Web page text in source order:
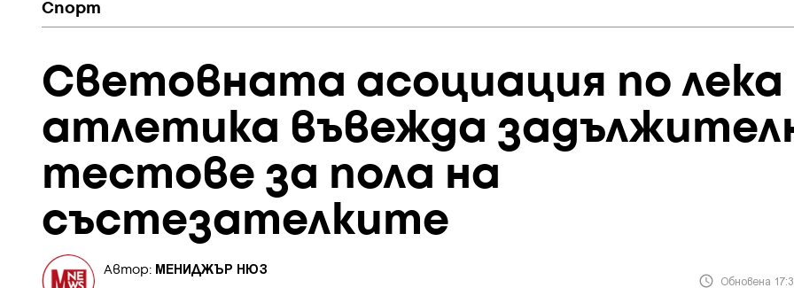
Спорт
Световната асоциация по лека
атлетика въвежда
тестове за пола на
състезателките
Автор: МЕНИДЖЪР НЮЗ
Обновена